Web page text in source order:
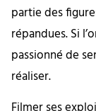
partie des
répandues. Si
passionné de
réaliser.